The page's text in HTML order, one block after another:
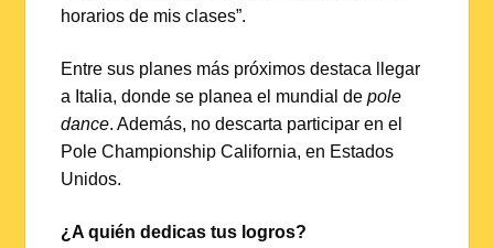
horarios de mis clases”.
Entre sus planes más próximos destaca llegar
a Italia, donde se planea el mundial depole
dance. Además, no descarta participar en el
Pole Championship California, en Estados
Unidos.
¿A quién dedicas tus logros?